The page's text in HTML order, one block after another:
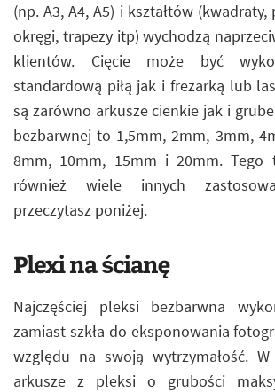
(np. A3, A4, A5) i kształtów (kwadraty,
okręgi, trapezy itp) wychodzą
klientów. Cięcie może być
standardową piłą jak i frezarką lub
są zarówno arkusze cienkie jak i
bezbarwnej to 1,5mm, 2mm, 3mm,
8mm, 10mm, 15mm i 20mm. Tego
również wiele innych
przeczytasz poniżej.
Plexi na ścianę
Najczęściej pleksi bezbarwna
zamiast szkła do eksponowania
względu na swoją wytrzymałość.
arkusze z pleksi o grubości